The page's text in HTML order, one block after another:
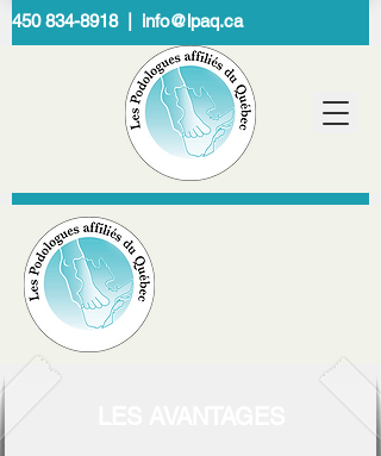
450 834-8918 | info@lpaq.ca